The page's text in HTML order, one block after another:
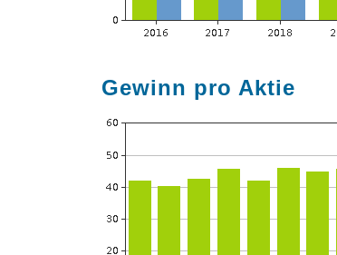
Gewinn pro Aktie